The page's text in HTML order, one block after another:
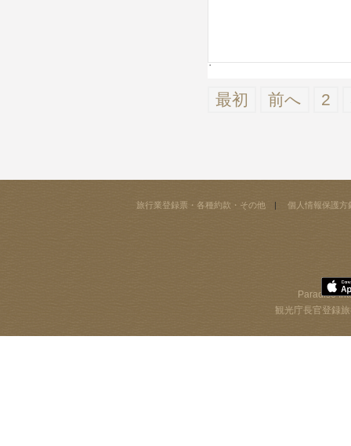
最初 前へ 2
旅行業登録票・各種約款・その他 個人情報保護方
Paradise
観光庁長官登録